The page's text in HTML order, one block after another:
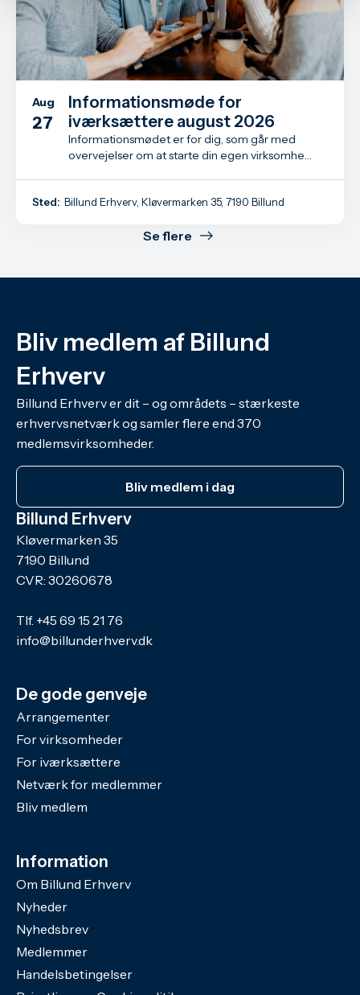
Se flere
Aug
27
Informationsmøde for
iværksættere august 2026
Informationsmødet er for dig, som går med
overvejelser om at starte din egen virksomhed
Sted: Billund Erhverv, Kløvermarken 35, 7190 Billund
Bliv medlem af Billund
Erhverv
Billund Erhverv er dit – og områdets – stærkeste
erhvervsnetværk og samler flere end 370
medlemsvirksomheder.
Bliv medlem i dag
Billund Erhverv
Kløvermarken 35
7190 Billund
CVR: 30260678
Tlf. +45 69 15 21 76
info@billunderhverv.dk
De gode genveje
Arrangementer
For virksomheder
For iværksættere
Netværk for medlemmer
Bliv medlem
Information
Om Billund Erhverv
Nyheder
Nyhedsbrev
Medlemmer
Handelsbetingelser